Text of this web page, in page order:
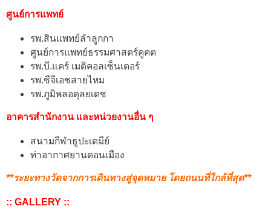
ศูนย์การแพทย์
รพ.สินแพทย์ลำลูกกา
ศูนย์การแพทย์ธรรมศาสตร์คูคต
รพ.บี.แคร์ เมดิคอลเซ็นเตอร์
รพ.ซีจีเอชสายไหม
รพ.ภูมิพลอดุลยเดช
อาคารสำนักงาน และหน่วยงานอื่น ๆ
สนามกีฬาธูปะเตมีย์
ท่าอากาศยานดอนเมือง
**ระยะทางวัดจากการเดินทางสู่จุดหมาย โดยถนนที่ใกล้ที่สุด**
:: GALLERY ::